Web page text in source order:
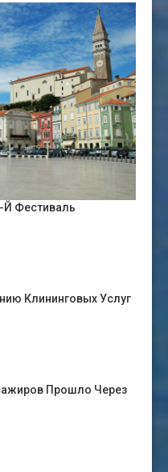
Й Фестиваль
Клининговых Услуг
Прошло Через